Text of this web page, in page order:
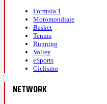
Formula 1
Motomondiale
Basket
Tennis
Running
Volley
eSports
Ciclismo
NETWORK